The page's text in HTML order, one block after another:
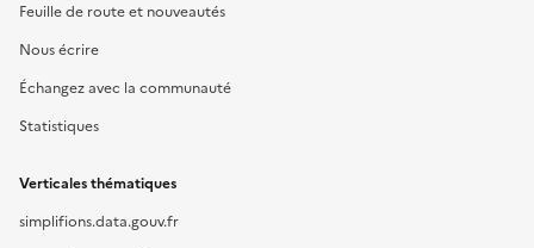
Feuille de route et nouveautés
Nous écrire
Échangez avec la communauté
Statistiques
Verticales thématiques
simplifions.data.gouv.fr